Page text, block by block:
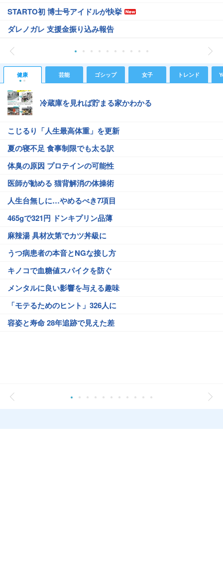
STARTO初 博士号アイドルが快挙
ダレノガレ 支援金振り込み報告
健康 芸能 ゴシップ 女子 トレンド
冷蔵庫を見れば貯まる家かわかる
こじるり「人生最高体重」を更新
夏の寝不足 食事制限でも太る訳
体臭の原因 プロテインの可能性
医師が勧める 猫背解消の体操術
人生台無しに…やめるべき7項目
465gで321円 ドンキプリン品薄
麻辣湯 具材次第でカツ丼級に
うつ病患者の本音とNGな接し方
キノコで血糖値スパイクを防ぐ
メンタルに良い影響を与える趣味
「モテるためのヒント」326人に
容姿と寿命 28年追跡で見えた差